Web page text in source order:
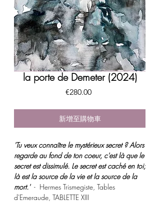
la porte de Demeter (2024)
€280.00價
新增至購物車
'Tu veux connaître le mystérieux secret ? Alors
regarde au fond de ton coeur, c'est là que le
secret est dissimulé. Le secret est caché en toi;
là est la source de la vie et la source de la
mort.' - Hermes Trismegiste, Tables
d'Emeraude, TABLETTE XIII